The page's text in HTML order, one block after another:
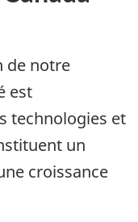
de notre
est
technologies et
un
croissance